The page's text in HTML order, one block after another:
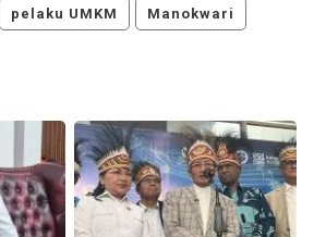
pelaku UMKM Manokwari